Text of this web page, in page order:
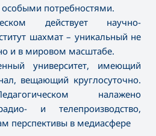
потребностями.
действует научно-
шахмат – уникальный не
и в мировом масштабе.
университет, имеющий
вещающий круглосуточно.
налажено
и телепроизводство,
перспективы в медиасфере